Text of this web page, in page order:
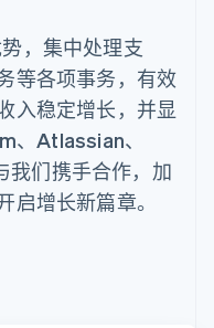
场
支付卡
理服
会
，集中处理支
等各项事务，有效
入稳定增长，并显
、Atlassian、
我们携手合作，加
启增长新篇章。